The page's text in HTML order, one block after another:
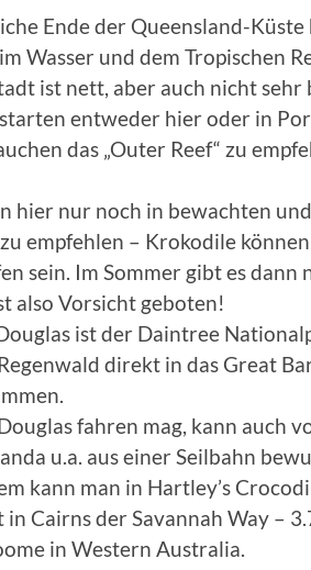
Ende der Queensland-Küste
Wasser und dem Tropischen
ist nett, aber auch nicht sehr
entweder hier oder in
das „Outer Reef“ zu
hier nur noch in bewachten
empfehlen – Krokodile
sein. Im Sommer gibt es dann
also Vorsicht geboten!
ist der Daintree
direkt in das Great
fahren mag, kann auch
u.a. aus einer Seilbahn
kann man in Hartley’s
Cairns der Savannah Way –
in Western Australia.